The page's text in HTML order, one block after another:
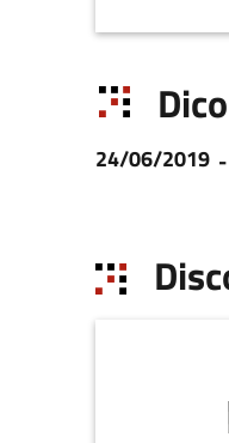
24/06/2019